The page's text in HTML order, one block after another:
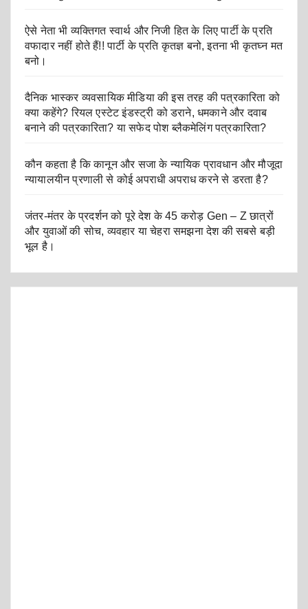
ऐसे नेता भी व्यक्तिगत स्वार्थ और निजी हित के लिए पार्टी के प्रति
वफादार नहीं होते हैं!! पार्टी के प्रति कृतज्ञ बनो, इतना भी कृतघ्न मत
बनो।
दैनिक भास्कर व्यवसायिक मीडिया की इस तरह की पत्रकारिता को
क्या कहेंगे? रियल एस्टेट इंडस्ट्री को डराने, धमकाने और दवाब
बनाने की पत्रकारिता? या सफेद पोश ब्लैकमेलिंग पत्रकारिता?
कौन कहता है कि कानून और सजा के न्यायिक प्रावधान और मौजूदा
न्यायालयीन प्रणाली से कोई अपराधी अपराध करने से डरता है?
जंतर-मंतर के प्रदर्शन को पूरे देश के 45 करोड़ Gen – Z छात्रों
और युवाओं की सोच, व्यवहार या चेहरा समझना देश की सबसे बड़ी
भूल है।